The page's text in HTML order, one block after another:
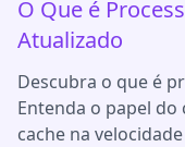
O Que é
Atualizado
Descubra o que é
Entenda o papel
cache na